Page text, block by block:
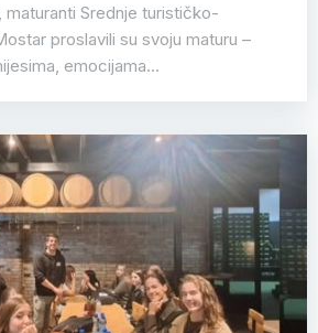
maturanti Srednje turističko-
proslavili su svoju maturu –
emocijama…